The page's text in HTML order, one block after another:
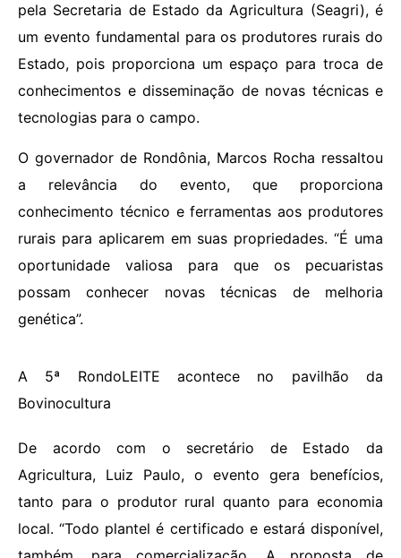
pela Secretaria de Estado da Agricultura (Seagri), é
um evento fundamental para os produtores rurais do
Estado, pois proporciona um espaço para troca de
conhecimentos e disseminação de novas técnicas e
tecnologias para o campo.
O governador de Rondônia, Marcos Rocha ressaltou
a relevância do evento, que proporciona
conhecimento técnico e ferramentas aos produtores
rurais para aplicarem em suas propriedades. “É uma
oportunidade valiosa para que os pecuaristas
possam conhecer novas técnicas de melhoria
genética”.
A 5ª RondoLEITE acontece no pavilhão da
Bovinocultura
De acordo com o secretário de Estado da
Agricultura, Luiz Paulo, o evento gera benefícios,
tanto para o produtor rural quanto para economia
local. “Todo plantel é certificado e estará disponível,